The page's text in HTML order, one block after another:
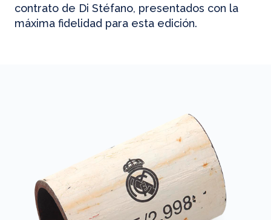
contrato de Di Stéfano, presentados con la
máxima fidelidad para esta edición.